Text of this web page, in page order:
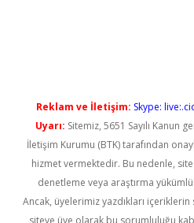
Reklam ve İletişim: Skype:
Uyarı: Sitemiz, 5651 Sayılı Kanun
İletişim Kurumu (BTK) tarafından
hizmet vermektedir. Bu nedenle,
denetleme veya araştırma
Ancak, üyelerimiz yazdıkları
siteye üye olarak bu sorumluluğu